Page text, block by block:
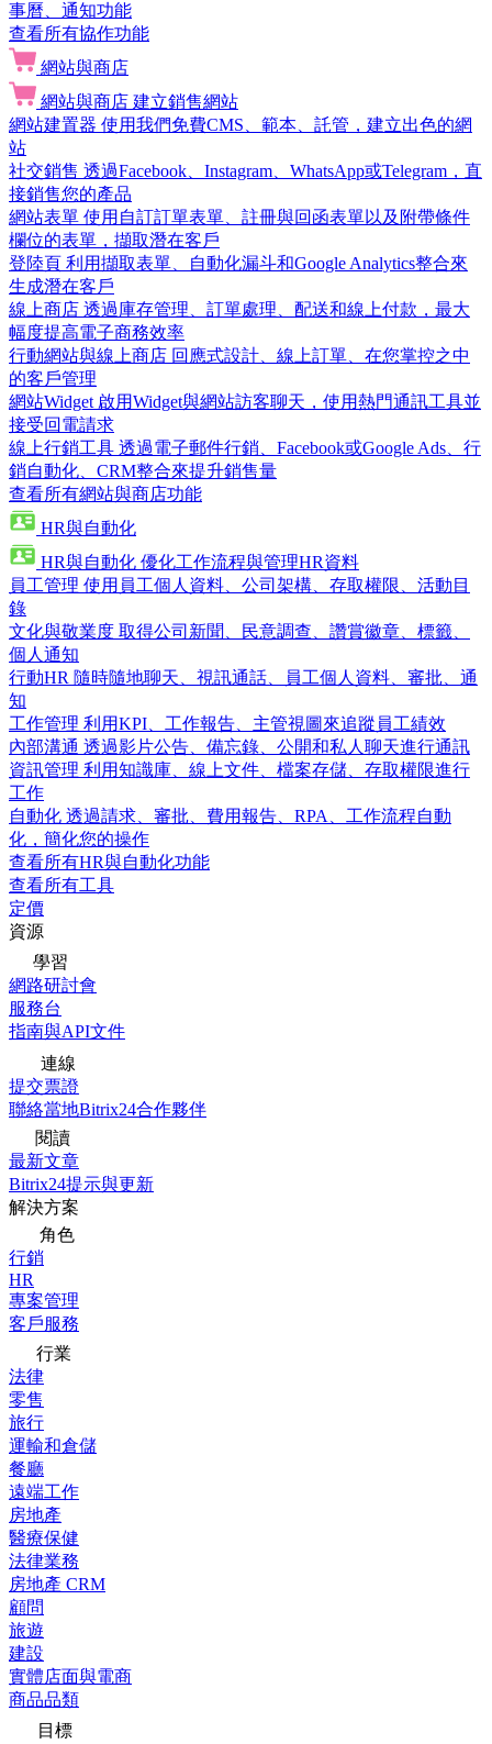
事曆、通知功能
查看所有協作功能
網站與商店
網站與商店 建立銷售網站
網站建置器 使用我們免費CMS、範本、託管，建立出色的網
站
社交銷售 透過Facebook、Instagram、WhatsApp或Telegram，直
接銷售您的產品
網站表單 使用自訂訂單表單、註冊與回函表單以及附帶條件
欄位的表單，擷取潛在客戶
登陸頁 利用擷取表單、自動化漏斗和Google Analytics整合來
生成潛在客戶
線上商店 透過庫存管理、訂單處理、配送和線上付款，最大
幅度提高電子商務效率
行動網站與線上商店 回應式設計、線上訂單、在您掌控之中
的客戶管理
網站Widget 啟用Widget與網站訪客聊天，使用熱門通訊工具並
接受回電請求
線上行銷工具 透過電子郵件行銷、Facebook或Google Ads、行
銷自動化、CRM整合來提升銷售量
查看所有網站與商店功能
HR與自動化
HR與自動化 優化工作流程與管理HR資料
員工管理 使用員工個人資料、公司架構、存取權限、活動目
錄
文化與敬業度 取得公司新聞、民意調查、讚賞徽章、標籤、
個人通知
行動HR 隨時隨地聊天、視訊通話、員工個人資料、審批、通
知
工作管理 利用KPI、工作報告、主管視圖來追蹤員工績效
內部溝通 透過影片公告、備忘錄、公開和私人聊天進行通訊
資訊管理 利用知識庫、線上文件、檔案存儲、存取權限進行
工作
自動化 透過請求、審批、費用報告、RPA、工作流程自動
化，簡化您的操作
查看所有HR與自動化功能
查看所有工具
定價
資源
學習
網路研討會
服務台
指南與API文件
連線
提交票證
聯絡當地Bitrix24合作夥伴
閱讀
最新文章
Bitrix24提示與更新
解決方案
角色
行銷
HR
專案管理
客戶服務
行業
法律
零售
旅行
運輸和倉儲
餐廳
遠端工作
房地產
醫療保健
法律業務
房地產 CRM
顧問
旅遊
建設
實體店面與電商
商品品類
目標